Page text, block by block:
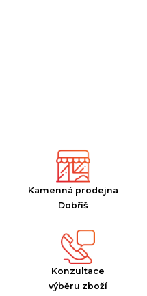
Kamenná prodejna
Dobříš
Konzultace
výběru zboží